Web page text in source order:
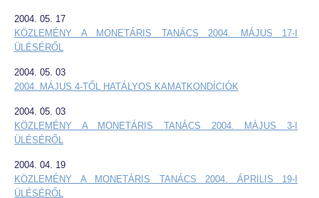
2004. 05. 17
KÖZLEMÉNY A MONETÁRIS TANÁCS 2004. MÁJUS 17-I
ÜLÉSÉRŐL
2004. 05. 03
2004. MÁJUS 4-TŐL HATÁLYOS KAMATKONDÍCIÓK
2004. 05. 03
KÖZLEMÉNY A MONETÁRIS TANÁCS 2004. MÁJUS 3-I
ÜLÉSÉRŐL
2004. 04. 19
KÖZLEMÉNY A MONETÁRIS TANÁCS 2004. ÁPRILIS 19-I
ÜLÉSÉRŐL